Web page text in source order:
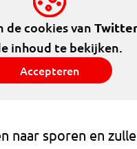
de cookies van
inhoud te bekijken.
Accepteren
naar sporen en